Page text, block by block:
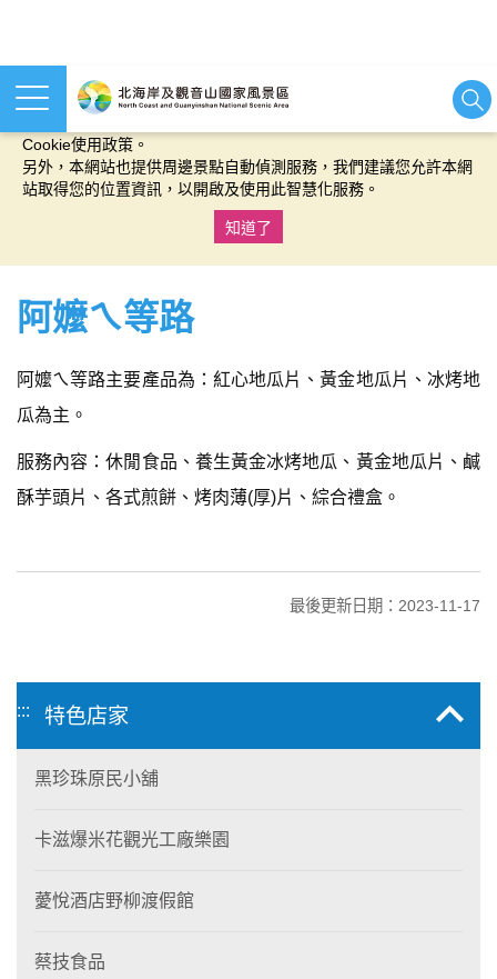
本網站使用cookies等相關技術以持續優化網站服務，並有助於為
Cookie使用政策。
另外，本網站也提供周邊景點自動偵測服務，我們建議您允許本網
站取得您的位置資訊，以開啟及使用此智慧化服務。
知道了
阿嬤ㄟ等路
阿嬤ㄟ等路主要產品為：紅心地瓜片、黃金地瓜片、冰烤地
瓜為主。
服務內容：休閒食品、養生黃金冰烤地瓜、黃金地瓜片、鹹
酥芋頭片、各式煎餅、烤肉薄(厚)片、綜合禮盒。
最後更新日期：2023-11-17
::: 特色店家
黑珍珠原民小舖
卡滋爆米花觀光工廠樂園
薆悅酒店野柳渡假館
蔡技食品